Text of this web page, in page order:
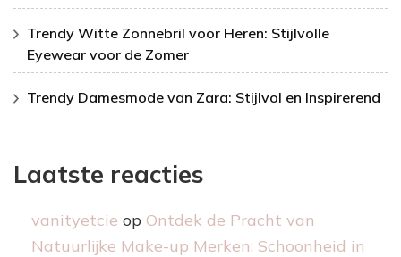
Trendy Witte Zonnebril voor Heren: Stijlvolle
Eyewear voor de Zomer
Trendy Damesmode van Zara: Stijlvol en Inspirerend
Laatste reacties
vanityetcie op Ontdek de Pracht van
Natuurlijke Make-up Merken: Schoonheid in